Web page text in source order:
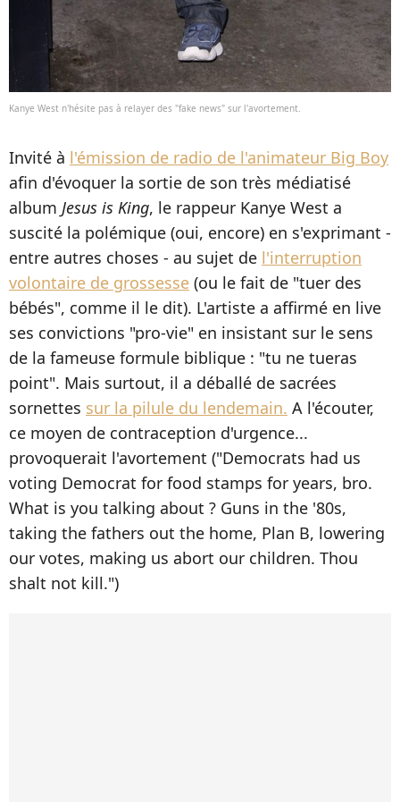
Kanye West n'hésite pas à relayer des "fake news" sur l'avortement.
Invité à l'émission de radio de l'animateur Big Boy
afin d'évoquer la sortie de son très médiatisé
album Jesus is King, le rappeur Kanye West a
suscité la polémique (oui, encore) en s'exprimant -
entre autres choses - au sujet de l'interruption
volontaire de grossesse (ou le fait de "tuer des
bébés", comme il le dit). L'artiste a affirmé en live
ses convictions "pro-vie" en insistant sur le sens
de la fameuse formule biblique : "tu ne tueras
point". Mais surtout, il a déballé de sacrées
sornettes sur la pilule du lendemain. A l'écouter,
ce moyen de contraception d'urgence...
provoquerait l'avortement ("Democrats had us
voting Democrat for food stamps for years, bro.
What is you talking about ? Guns in the '80s,
taking the fathers out the home, Plan B, lowering
our votes, making us abort our children. Thou
shalt not kill.")